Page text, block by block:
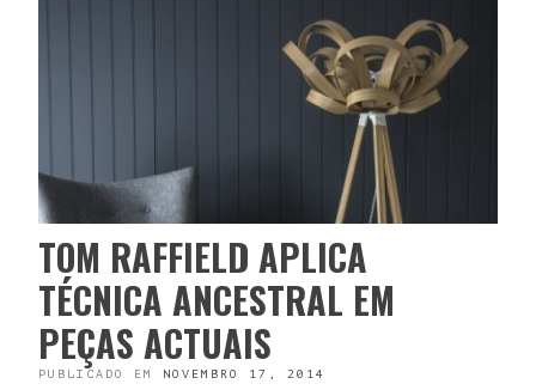
TOM RAFFIELD APLICA
TÉCNICA ANCESTRAL EM
PEÇAS ACTUAIS
PUBLICADO EM NOVEMBRO 17, 2014